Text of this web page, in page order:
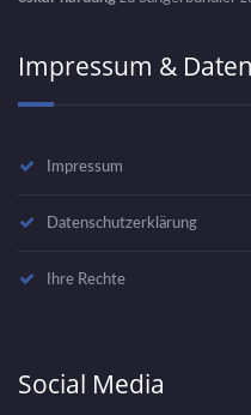
Impressum &
Impressum
Datenschutzerklärung
Ihre Rechte
Social Media